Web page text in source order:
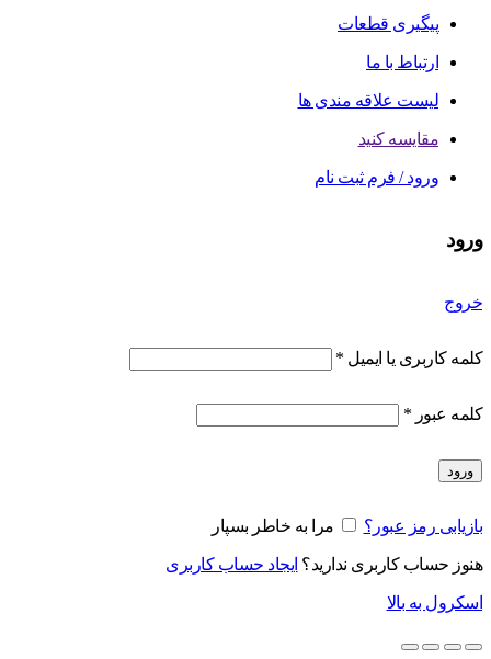
پیگیری قطعات
ارتباط با ما
لیست علاقه مندی ها
مقایسه کنید
ورود / فرم ثبت نام
ورود
خروج
کلمه کاربری یا ایمیل *
کلمه عبور *
ورود
بازیابی رمز عبور؟ مرا به خاطر بسپار
هنوز حساب کاربری ندارید؟ ایجاد حساب کاربری
اسکرول به بالا